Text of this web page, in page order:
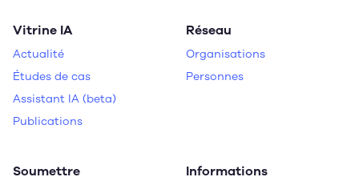
Vitrine IA
Actualité
Études de cas
Assistant IA (beta)
Publications
Réseau
Organisations
Personnes
Soumettre Informations